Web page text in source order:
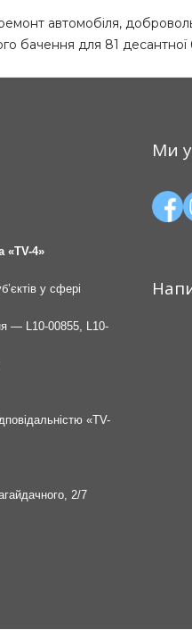
автомобіля,
бачення для 81
«TV-4»
у сфері
— L10-00855, L10-
«TV-
2/7
Ми